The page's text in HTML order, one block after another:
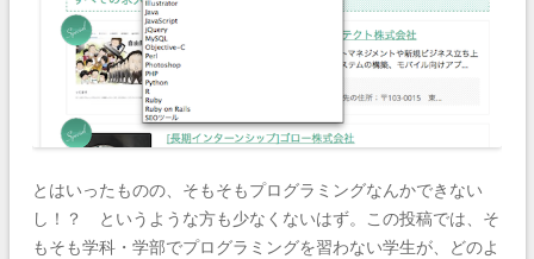
とはいったものの、そもそもプログラミングなんかできない
し！？ というような方も少なくないはず。この投稿では、そ
もそも学科・学部でプログラミングを習わない学生が、どのよ